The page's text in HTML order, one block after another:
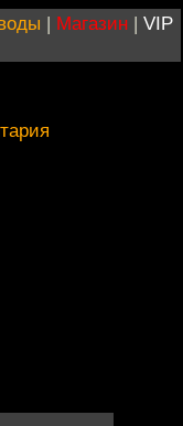
| Магазин | VIP